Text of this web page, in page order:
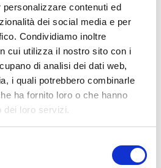
contenuti ed
dei social media e per
Condividiamo inoltre
cui utilizza il nostro sito con i
di analisi dei dati web,
i quali potrebbero combinarle
ha fornito loro o che hanno
dei loro servizi.
18.00 Totale: 8 ore